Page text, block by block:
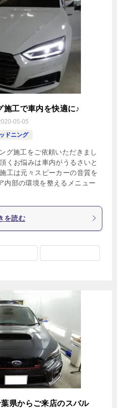
工で車内を快適に♪
05-05
ドニング
グ施工をご依頼いただきまし
くお悩みは車内がうるさいと
工は元々スピーカーの音質を
内部の環境を整えるメニュー
を読む
県からご来店のスバル